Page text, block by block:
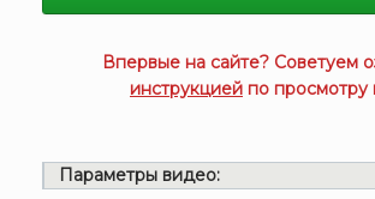
Впервые на сайте? Советуем
инструкцией по просмотру
Параметры видео: